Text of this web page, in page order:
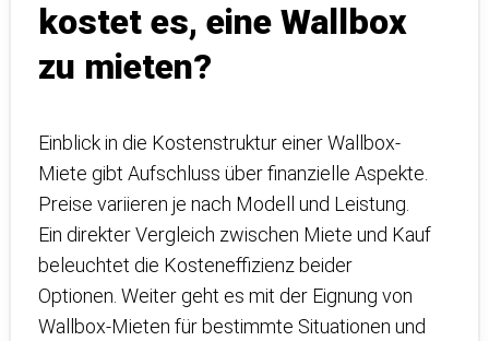
kostet es, eine Wallbox
zu mieten?
Einblick in die Kostenstruktur einer Wallbox-
Miete gibt Aufschluss über finanzielle Aspekte.
Preise variieren je nach Modell und Leistung.
Ein direkter Vergleich zwischen Miete und Kauf
beleuchtet die Kosteneffizienz beider
Optionen. Weiter geht es mit der Eignung von
Wallbox-Mieten für bestimmte Situationen und